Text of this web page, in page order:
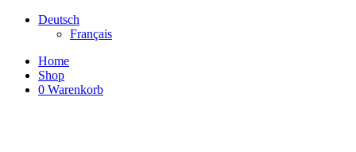
Deutsch
Français
Home
Shop
0 Warenkorb